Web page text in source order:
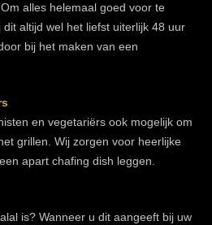
alles helemaal goed voor te
altijd wel het liefst uiterlijk 48 uur
bij het maken van een
en vegetariërs ook mogelijk om
grillen. Wij zorgen voor heerlijke
apart chafing dish leggen.
is? Wanneer u dit aangeeft bij uw